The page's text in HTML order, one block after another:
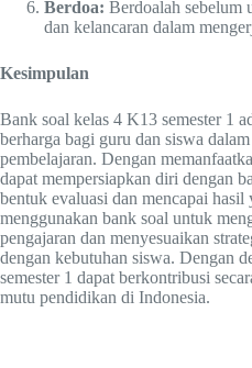
Berdoa: Berdoalah sebelum
dan kelancaran dalam
Kesimpulan
Bank soal kelas 4 K13 semester 1
berharga bagi guru dan siswa
pembelajaran. Dengan
dapat mempersiapkan diri dengan
bentuk evaluasi dan mencapai
menggunakan bank soal untuk
pengajaran dan menyesuaikan
dengan kebutuhan siswa. Dengan
semester 1 dapat berkontribusi
mutu pendidikan di Indonesia.